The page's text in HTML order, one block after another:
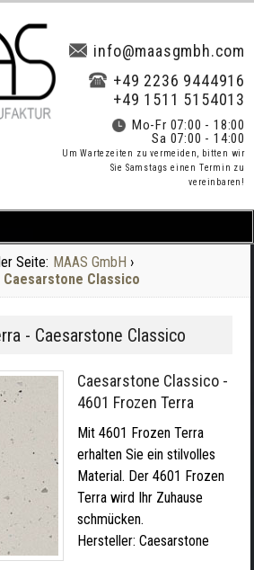
info@maasgmbh.com
+49 2236 9444916
+49 1511 5154013
Mo-Fr 07:00 - 18:00
Sa 07:00 - 14:00
Um Wartezeiten zu vermeiden, bitten wir
Sie Samstags einen Termin zu
vereinbaren!
Seite: MAAS GmbH ›
Classico
- Caesarstone Classico
Caesarstone Classico -
4601 Frozen Terra
Mit 4601 Frozen Terra
erhalten Sie ein stilvolles
Material. Der 4601 Frozen
Terra wird Ihr Zuhause
schmücken.
Hersteller: Caesarstone